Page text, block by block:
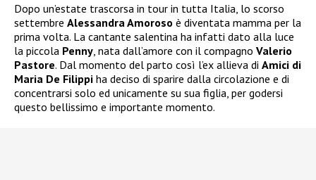
Dopo un’estate trascorsa in tour in tutta Italia, lo scorso
settembre Alessandra Amoroso è diventata mamma per la
prima volta. La cantante salentina ha infatti dato alla luce
la piccola Penny , nata dall’amore con il compagno Valerio
Pastore. Dal momento del parto così l’ex allieva di Amici di
Maria De Filippi ha deciso di sparire dalla circolazione e di
concentrarsi solo ed unicamente su sua figlia, per godersi
questo bellissimo e importante momento.